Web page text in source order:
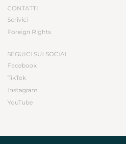
CONTATTI
Scrivici
Foreign Rights
SEGUICI SUI SOCIAL
Facebook
TikTok
Instagram
YouTube